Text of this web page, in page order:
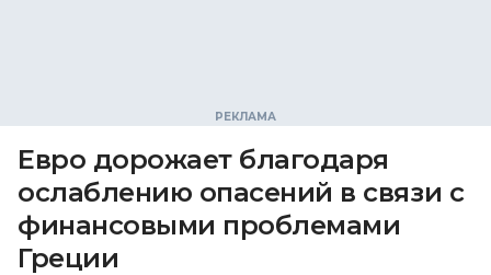
Евро дорожает благодаря
ослаблению опасений в связи с
финансовыми проблемами
Греции